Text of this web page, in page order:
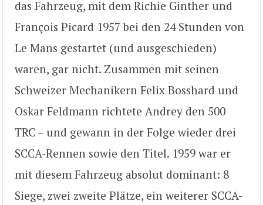
das Fahrzeug, mit dem Richie Ginther und
François Picard 1957 bei den 24 Stunden von
Le Mans gestartet (und ausgeschieden)
waren, gar nicht. Zusammen mit seinen
Schweizer Mechanikern Felix Bosshard und
Oskar Feldmann richtete Andrey den 500
TRC – und gewann in der Folge wieder drei
SCCA-Rennen sowie den Titel. 1959 war er
mit diesem Fahrzeug absolut dominant: 8
Siege, zwei zweite Plätze, ein weiterer SCCA-